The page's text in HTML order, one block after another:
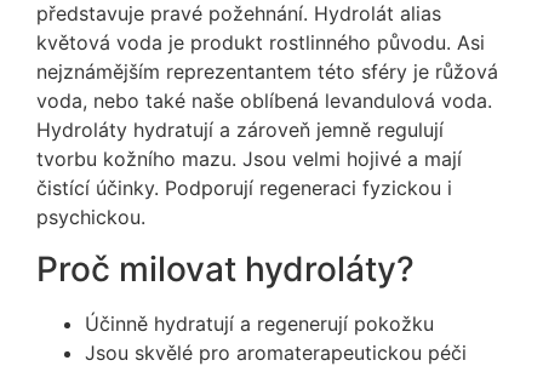
představuje pravé požehnání. Hydrolát alias
květová voda je produkt rostlinného původu. Asi
nejznámějším reprezentantem této sféry je růžová
voda, nebo také naše oblíbená levandulová voda.
Hydroláty hydratují a zároveň jemně regulují
tvorbu kožního mazu. Jsou velmi hojivé a mají
čistící účinky. Podporují regeneraci fyzickou i
psychickou.
Proč milovat hydroláty?
Účinně hydratují a regenerují pokožku
Jsou skvělé pro aromaterapeutickou péči